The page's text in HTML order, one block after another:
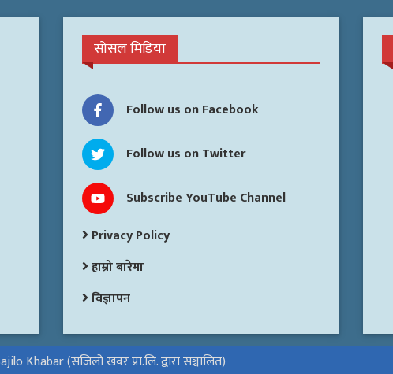
सोसल मिडिया
Follow us on Facebook
Follow us on Twitter
Subscribe YouTube Channel
Privacy Policy
हाम्रो बारेमा
विज्ञापन
Khabar (सजिलो खवर प्रा.लि. द्वारा सञ्चालित)